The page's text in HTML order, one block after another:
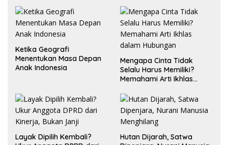
Ketika Geografi
Menentukan Masa Depan
Anak Indonesia
Mengapa Cinta Tidak
Selalu Harus Memiliki?
Memahami Arti Ikhlas
Layak Dipilih Kembali?
Hutan Dijarah, Satwa